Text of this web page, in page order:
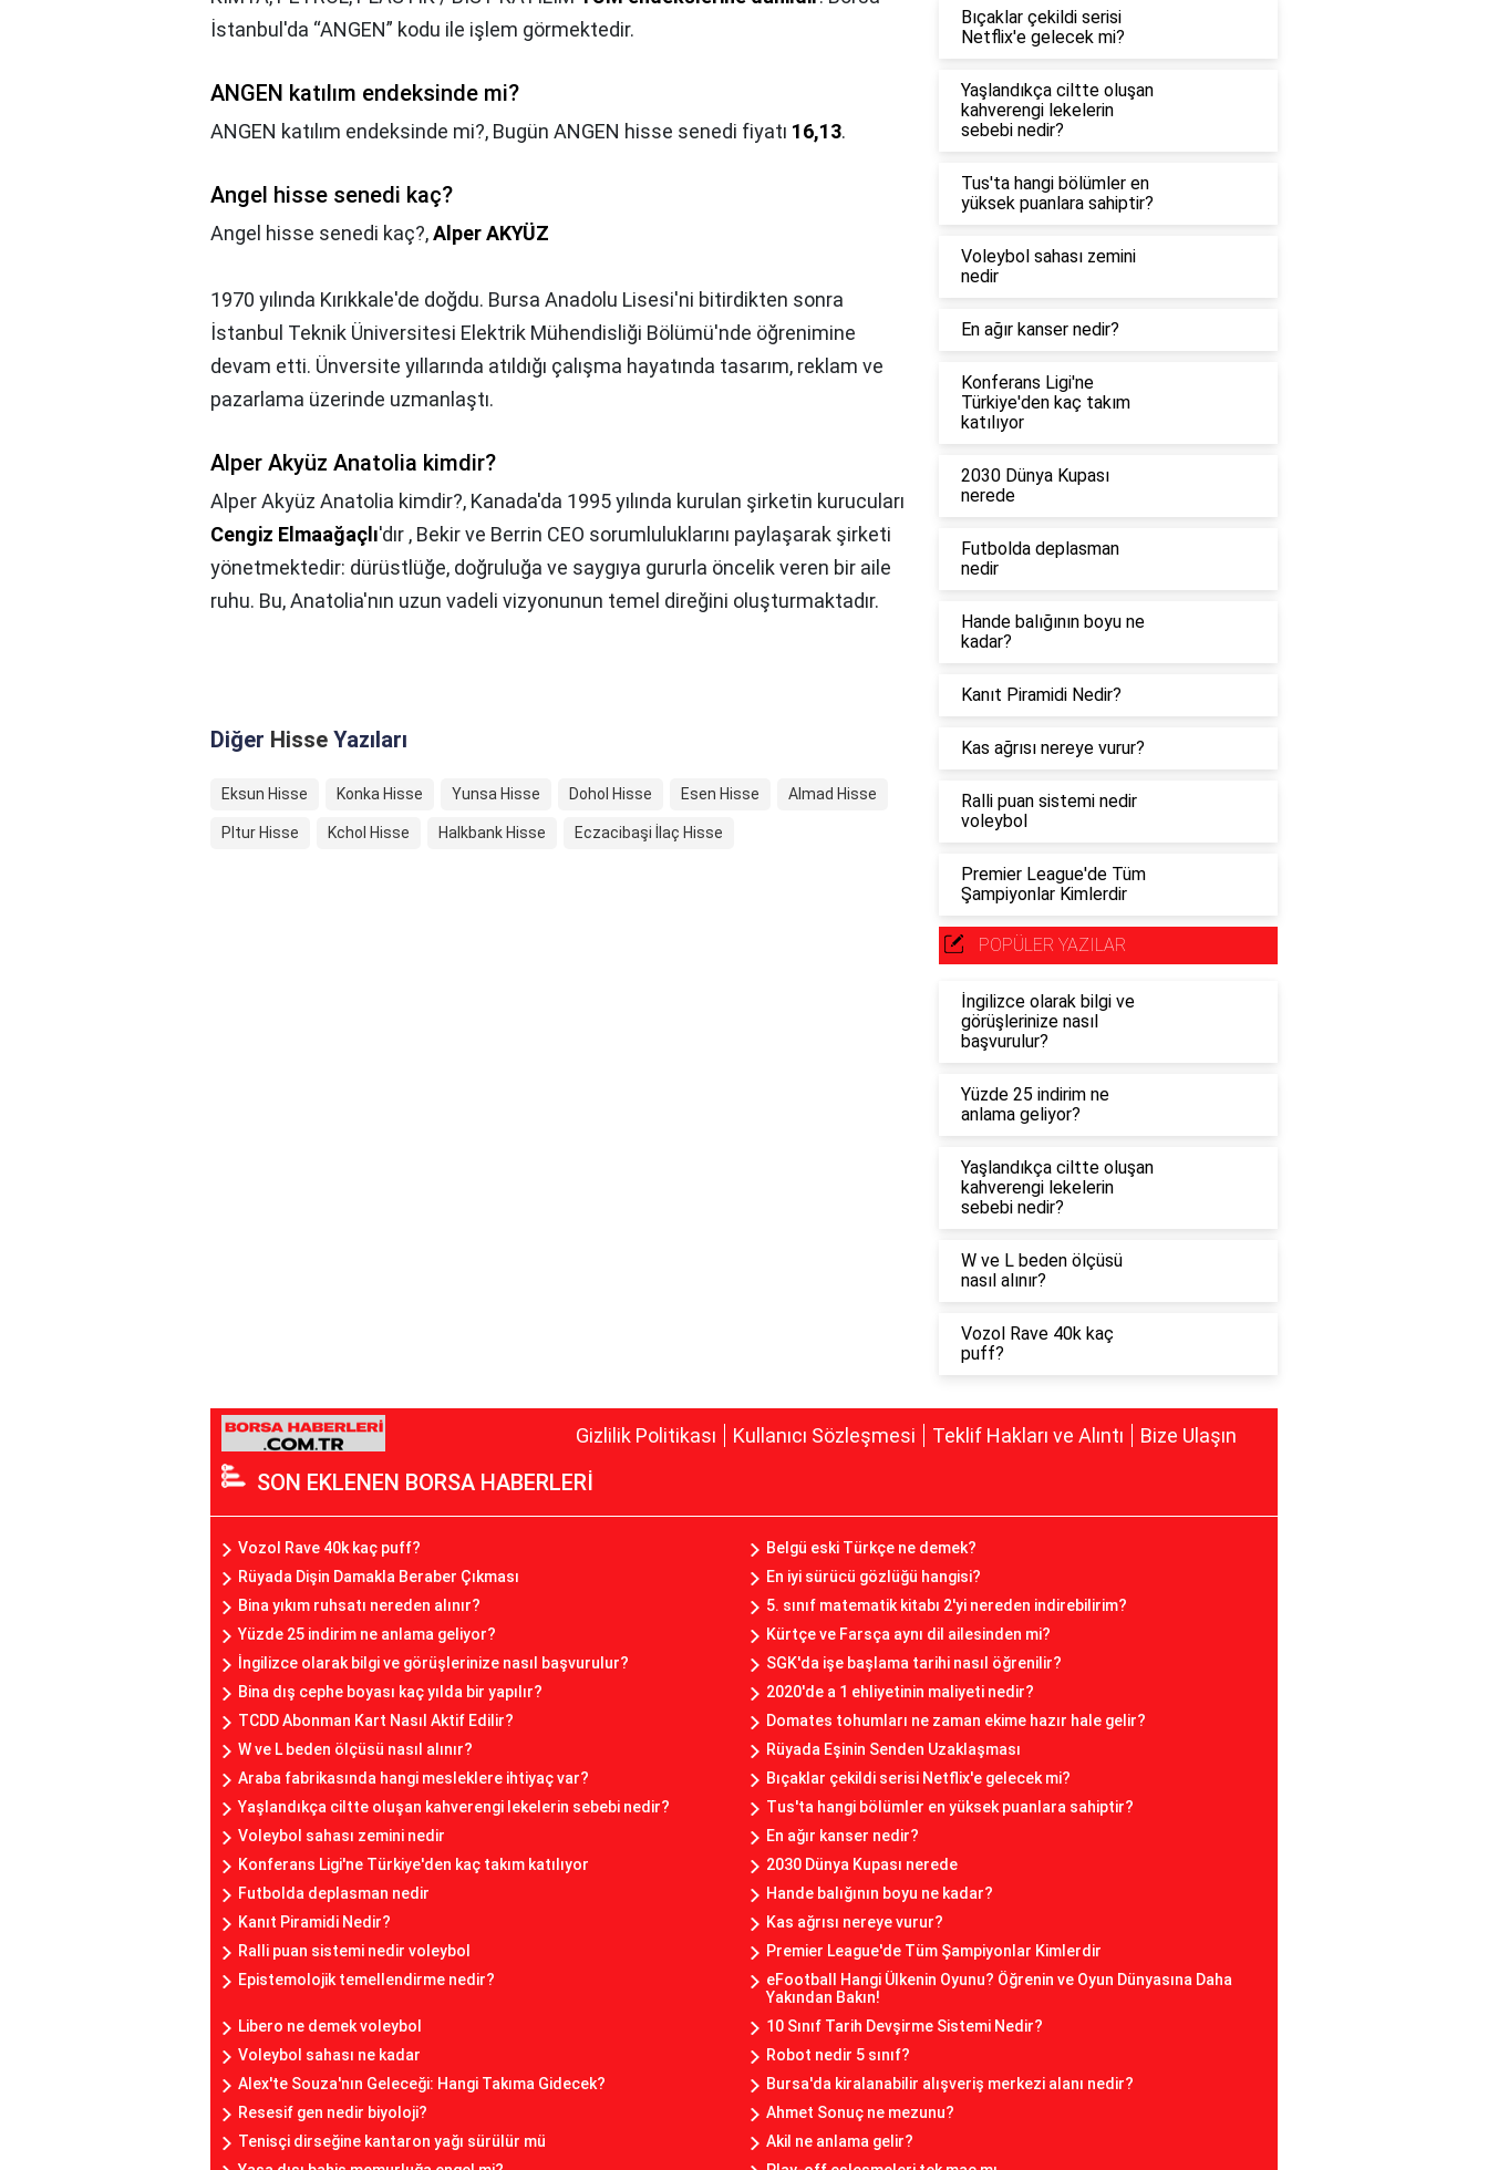
İstanbul'da “ANGEN” kodu ile işlem görmektedir.
ANGEN katılım endeksinde mi?
ANGEN katılım endeksinde mi?, Bugün ANGEN hisse senedi fiyatı 16,13.
Angel hisse senedi kaç?
Angel hisse senedi kaç?,Alper AKYÜZ
1970 yılında Kırıkkale'de doğdu. Bursa Anadolu Lisesi'ni bitirdikten sonra
İstanbul Teknik Üniversitesi Elektrik Mühendisliği Bölümü'nde öğrenimine
devam etti. Ünversite yıllarında atıldığı çalışma hayatında tasarım, reklam ve
pazarlama üzerinde uzmanlaştı.
Alper Akyüz Anatolia kimdir?
Alper Akyüz Anatolia kimdir?, Kanada'da 1995 yılında kurulan şirketin kurucuları
Cengiz Elmaağaçlı'dır , Bekir ve Berrin CEO sorumluluklarını paylaşarak şirketi
yönetmektedir: dürüstlüğe, doğruluğa ve saygıya gururla öncelik veren bir aile
ruhu. Bu, Anatolia'nın uzun vadeli vizyonunun temel direğini oluşturmaktadır.
Diğer Hisse Yazıları
Eksun Hisse Konka Hisse Yunsa Hisse Dohol Hisse Esen Hisse Almad Hisse
Pltur Hisse Kchol Hisse Halkbank Hisse Eczacibaşi İlaç Hisse
Bıçaklar çekildi serisi
Netflix'e gelecek mi?
Yaşlandıkça ciltte oluşan
kahverengi lekelerin
sebebi nedir?
Tus'ta hangi bölümler en
yüksek puanlara sahiptir?
Voleybol sahası zemini
nedir
En ağır kanser nedir?
Konferans Ligi'ne
Türkiye'den kaç takım
katılıyor
2030 Dünya Kupası
nerede
Futbolda deplasman
nedir
Hande balığının boyu ne
kadar?
Kanıt Piramidi Nedir?
Kas ağrısı nereye vurur?
Ralli puan sistemi nedir
voleybol
Premier League'de Tüm
Şampiyonlar Kimlerdir
POPÜLER YAZILAR
İngilizce olarak bilgi ve
görüşlerinize nasıl
başvurulur?
Yüzde 25 indirim ne
anlama geliyor?
Yaşlandıkça ciltte oluşan
kahverengi lekelerin
sebebi nedir?
W ve L beden ölçüsü
nasıl alınır?
Vozol Rave 40k kaç
puff?
Gizlilik Politikası Kullanıcı Sözleşmesi Teklif Hakları ve Alıntı Bize Ulaşın
SON EKLENEN BORSA HABERLERİ
Vozol Rave 40k kaç puff?
Belgü eski Türkçe ne demek?
Rüyada Dişin Damakla Beraber Çıkması
En iyi sürücü gözlüğü hangisi?
Bina yıkım ruhsatı nereden alınır?
5. sınıf matematik kitabı 2'yi nereden indirebilirim?
Yüzde 25 indirim ne anlama geliyor?
Kürtçe ve Farsça aynı dil ailesinden mi?
İngilizce olarak bilgi ve görüşlerinize nasıl başvurulur?
SGK'da işe başlama tarihi nasıl öğrenilir?
Bina dış cephe boyası kaç yılda bir yapılır?
2020'de a 1 ehliyetinin maliyeti nedir?
TCDD Abonman Kart Nasıl Aktif Edilir?
Domates tohumları ne zaman ekime hazır hale gelir?
W ve L beden ölçüsü nasıl alınır?
Rüyada Eşinin Senden Uzaklaşması
Araba fabrikasında hangi mesleklere ihtiyaç var?
Bıçaklar çekildi serisi Netflix'e gelecek mi?
Yaşlandıkça ciltte oluşan kahverengi lekelerin sebebi nedir?
Tus'ta hangi bölümler en yüksek puanlara sahiptir?
Voleybol sahası zemini nedir
En ağır kanser nedir?
Konferans Ligi'ne Türkiye'den kaç takım katılıyor
2030 Dünya Kupası nerede
Futbolda deplasman nedir
Hande balığının boyu ne kadar?
Kanıt Piramidi Nedir?
Kas ağrısı nereye vurur?
Ralli puan sistemi nedir voleybol
Premier League'de Tüm Şampiyonlar Kimlerdir
Epistemolojik temellendirme nedir?
eFootball Hangi Ülkenin Oyunu? Öğrenin ve Oyun Dünyasına Daha
Yakından Bakın!
Libero ne demek voleybol
10 Sınıf Tarih Devşirme Sistemi Nedir?
Voleybol sahası ne kadar
Robot nedir 5 sınıf?
Alex'te Souza'nın Geleceği: Hangi Takıma Gidecek?
Bursa'da kiralanabilir alışveriş merkezi alanı nedir?
Resesif gen nedir biyoloji?
Ahmet Sonuç ne mezunu?
Tenisçi dirseğine kantaron yağı sürülür mü
Akil ne anlama gelir?